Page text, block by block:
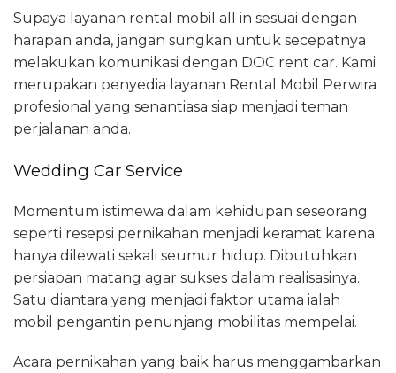
Supaya layanan rental mobil all in sesuai dengan
harapan anda, jangan sungkan untuk secepatnya
melakukan komunikasi dengan DOC rent car. Kami
merupakan penyedia layanan Rental Mobil Perwira
profesional yang senantiasa siap menjadi teman
perjalanan anda.
Wedding Car Service
Momentum istimewa dalam kehidupan seseorang
seperti resepsi pernikahan menjadi keramat karena
hanya dilewati sekali seumur hidup. Dibutuhkan
persiapan matang agar sukses dalam realisasinya.
Satu diantara yang menjadi faktor utama ialah
mobil pengantin penunjang mobilitas mempelai.
Acara pernikahan yang baik harus menggambarkan